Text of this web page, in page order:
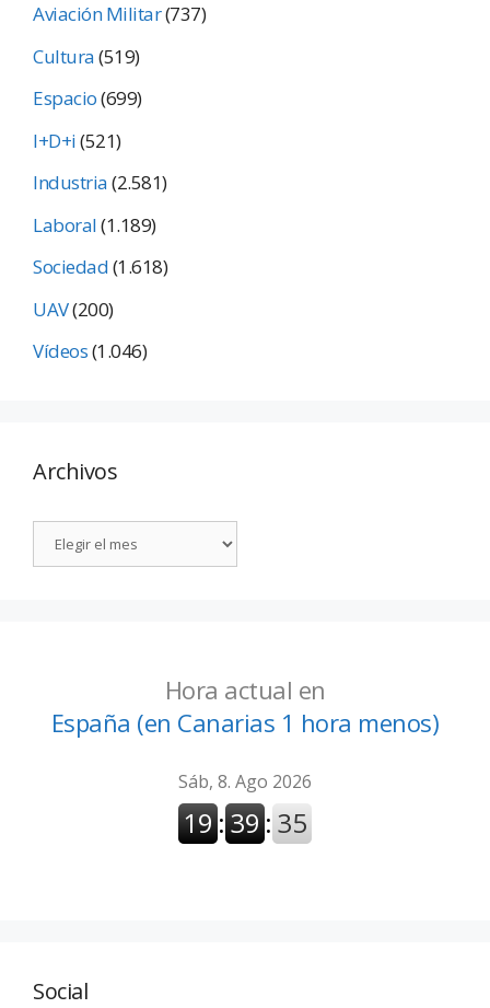
Aviación Militar(737)
Cultura(519)
Espacio(699)
I+D+i(521)
Industria(2.581)
Laboral(1.189)
Sociedad(1.618)
UAV(200)
Vídeos(1.046)
Archivos
Hora actual en
España (en Canarias 1 hora menos)
Social